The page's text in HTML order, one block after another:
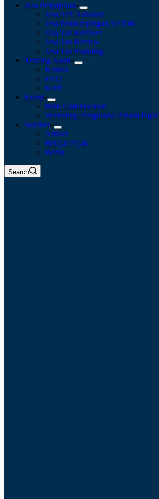
Jasa Perpajakan
Jasa SPT Tahunan
Jasa Pendampingan SP2DK
Jasa Tax Retainer
Jasa Tax Review
Jasa Tax Planning
Tentang Kami
Kontak
FAQ
Karir
Event
BBF Collaboration
Workshop Pengusaha Paham Pajak
Sumber
Artikel
Belajar Pajak
Berita
Search